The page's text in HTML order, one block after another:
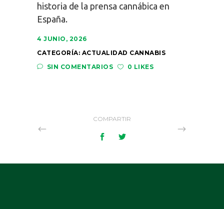
historia de la prensa cannábica en
España.
4 JUNIO, 2026
CATEGORÍA: ACTUALIDAD CANNABIS
SIN COMENTARIOS
0 LIKES
COMPARTIR